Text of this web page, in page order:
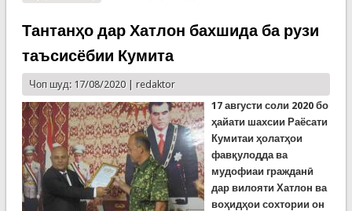
26-сола шуд
Тантанҳо дар Хатлон бахшида ба рузи
таъсисёбии Кумита
Чоп шуд: 17/08/2020 | redaktor
17 августи соли 2020 бо
ҳайати шахсии Раёсати
Кумитаи ҳолатҳои
фавқулодда ва
мудофиаи гражданӣ
дар вилояти Хатлон ва
воҳидҳои сохтории он